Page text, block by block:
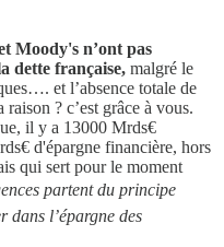
Moody's n’ont pas
dette française, malgré le
et l’absence totale de
? c’est grâce à vous.
il y a 13000 Mrds€
d'épargne financière, hors
qui sert pour le moment
partent du principe
dans l’épargne des